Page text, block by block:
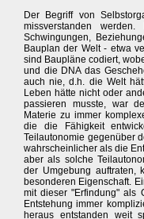
Der Begriff von
missverstanden
Schwingungen,
Bauplan der Welt - etwa
sind Baupläne codiert,
und die DNA das
auch nie, d.h. die Welt
Leben hätte nicht oder
passieren musste, war
Materie zu immer
die die Fähigkeit
Teilautonomie gegenüber
wahrscheinlicher als die
aber als solche
der Umgebung auftraten,
besonderen Eigenschaft.
mit dieser "Erfindung" als
Entstehung immer
heraus entstanden weit